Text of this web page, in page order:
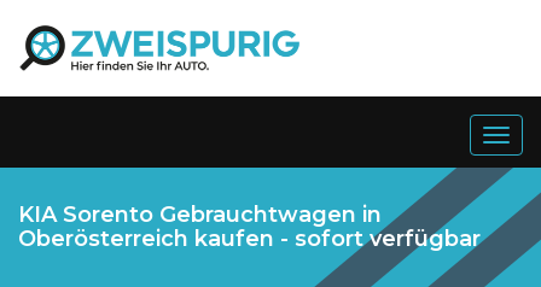
KIA Sorento Gebrauchtwagen in
Oberösterreich kaufen - sofort verfügbar